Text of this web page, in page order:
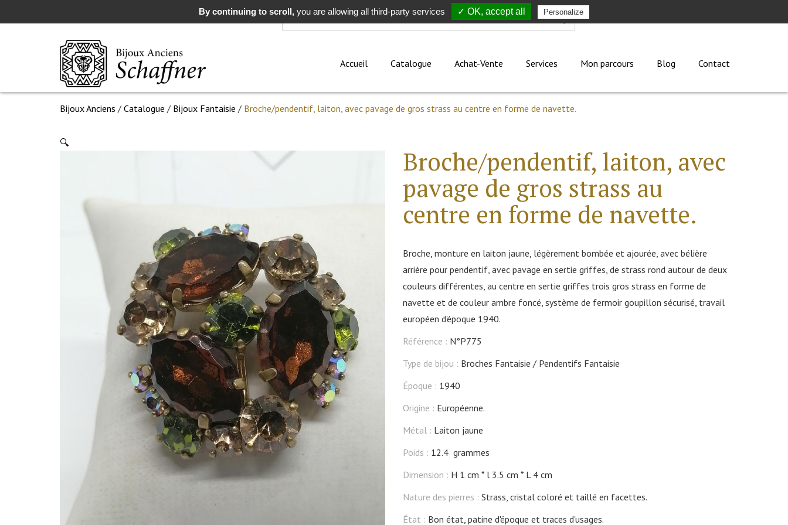
Rechercher
Accueil Catalogue Achat-Vente Services Mon parcours Blog Contact
Bijoux Anciens / Catalogue / Bijoux Fantaisie / Broche/pendentif, laiton, avec pavage de gros strass au centre en forme de navette.
🔍
Broche/pendentif, laiton, avec
pavage de gros strass au
centre en forme de navette.
Broche, monture en laiton jaune, légèrement bombée et ajourée, avec bélière
arrière pour pendentif, avec pavage en sertie griffes, de strass rond autour de deux
couleurs différentes, au centre en sertie griffes trois gros strass en forme de
navette et de couleur ambre foncé, système de fermoir goupillon sécurisé, travail
européen d'époque 1940.
Référence : N°P775
Type de bijou : Broches Fantaisie
Pendentifs Fantaisie
Époque : 1940
Origine : Européenne.
Métal : Laiton jaune
Poids : 12.4 grammes
Dimension : H 1 cm l 3.5 cm
L 4 cm
Nature des pierres : Strass, cristal coloré et taillé en facettes.
État : Bon état, patine d'époque et traces d'usages.
By continuing to scroll,you are allowing all third-party services ✓ OK, accept all Personalize